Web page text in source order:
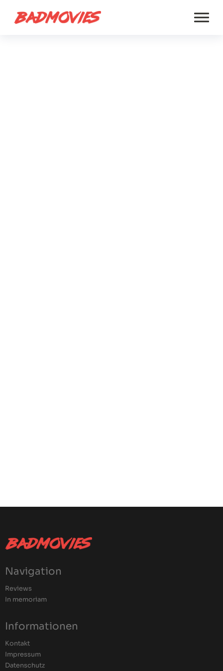
Navigation
Reviews
In memoriam
Informationen
Kontakt
Impressum
Datenschutz